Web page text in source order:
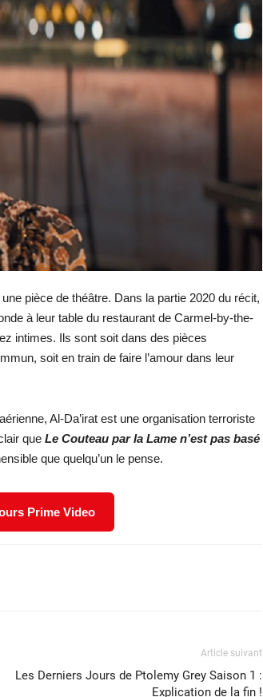
pièce de théâtre. Dans la partie 2020 du récit,
à leur table du restaurant de Carmel-by-the-
intimes. Ils sont soit dans des pièces
soit en train de faire l’amour dans leur
Al-Da’irat est une organisation terroriste
que Le Couteau par la Lame n’est pas basé
que quelqu’un le pense.
Prime Video
Article suivant
Les Derniers Jours de Ptolemy Grey Saison 1 :
Explication de la fin !